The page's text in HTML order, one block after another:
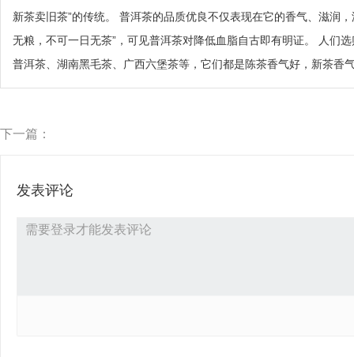
新茶卖旧茶”的传统。 普洱茶的品质优良不仅表现在它的香气、滋润
无粮，不可一日无茶”，可见普洱茶对降低血脂自古即有明证。 人们
普洱茶、湖南黑毛茶、广西六堡茶等，它们都是陈茶香气好，新茶香
下一篇：
发表评论